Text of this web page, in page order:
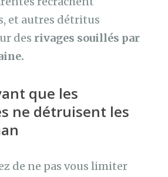
et autres détritus
des rivages souillés par
que les
ne détruisent les
de ne pas vous limiter